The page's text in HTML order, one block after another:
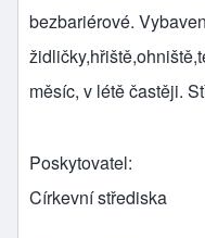
bezbariérové.
měsíc, v létě častěji.
Poskytovatel
Církevní střediska